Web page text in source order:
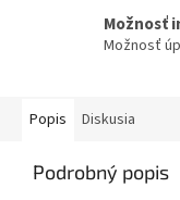
Možnosť
Možnosť
Popis Diskusia
Podrobný popis